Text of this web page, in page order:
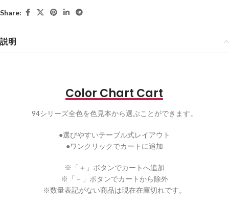
Share:
説明
Color Chart Cart
94シリーズ全色を色見本から選ぶことができます。
●選びやすいテーブル式レイアウト
●ワンクリックでカートに追加
※「＋」ボタンでカートへ追加
※「－」ボタンでカートから除外
※数量表記がない商品は現在在庫切れです。